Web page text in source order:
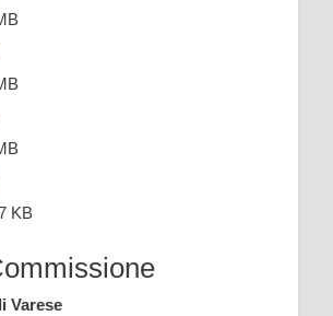
KB
Varese